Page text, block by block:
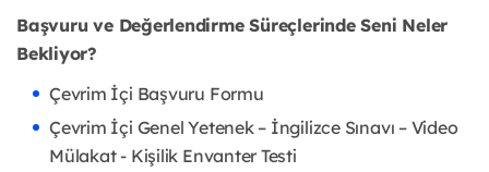
Başvuru ve Değerlendirme Süreçlerinde Seni Neler
Bekliyor?
Çevrim İçi Başvuru Formu
Çevrim İçi Genel Yetenek – İngilizce Sınavı – Video
Mülakat - Kişilik Envanter Testi